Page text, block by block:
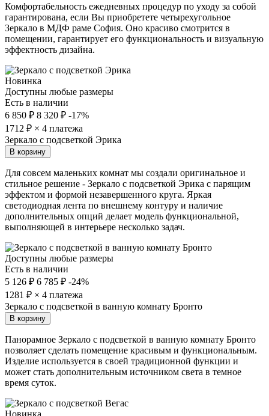
Комфортабельность ежедневных процедур по уходу за собой
гарантирована, если Вы приобретете четырехугольное
Зеркало в МДФ раме София. Оно красиво смотрится в
помещении, гарантирует его функциональность и визуальную
эффектность дизайна.
Новинка
Доступны любые размеры
Есть в наличии
6 850 ₽ 8 320 ₽ -17%
1712 ₽ × 4 платежа
Зеркало с подсветкой Эрика
В корзину
Для совсем маленьких комнат мы создали оригинальное и
стильное решение - Зеркало с подсветкой Эрика с парящим
эффектом и формой незавершенного круга. Яркая
светодиодная лента по внешнему контуру и наличие
дополнительных опций делает модель функциональной,
выполняющей в интерьере несколько задач.
Доступны любые размеры
Есть в наличии
5 126 ₽ 6 785 ₽ -24%
1281 ₽ × 4 платежа
Зеркало с подсветкой в ванную комнату Бронто
В корзину
Панорамное Зеркало с подсветкой в ванную комнату Бронто
позволяет сделать помещение красивым и функциональным.
Изделие используется в своей традиционной функции и
может стать дополнительным источником света в темное
время суток.
Новинка